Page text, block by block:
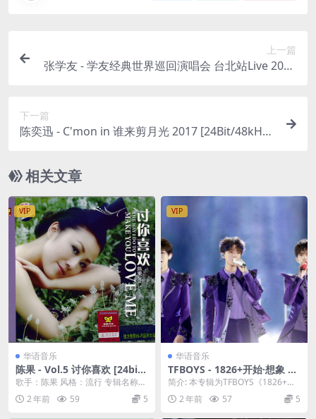
上一篇
张学友 - 学友经典世界巡回演唱会 台北站Live 2021
下一篇
陈奕迅 - C'mon in 谁来剪月光 2017 [24Bit/48kHz]
相关文章
VIP
华语音乐
陈果 - Vol.5 讨你喜欢 [24bit/
96kHz] [Hi-Res Flac 990MB]
歌手：陈果 风格：流行 专辑名称：
陈果 Vol.5 讨你喜欢 日期：2007-
0... 2 年前 59 5
VIP
华语音乐
TFBOYS - 1826+开始·想象 TF
BOYS 五周年演唱会 2018 24
bits/48Khz [Hi-Res Flac 1.0
2GB]
简介: 本专辑为TFBOYS《1826+开
始·想象TFBOYS五周年演唱会》上
表...2 年前 57 5